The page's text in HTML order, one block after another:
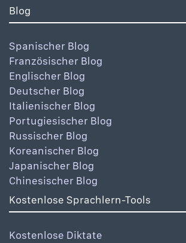
Blog
Spanischer Blog
Französischer Blog
Englischer Blog
Deutscher Blog
Italienischer Blog
Portugiesischer Blog
Russischer Blog
Koreanischer Blog
Japanischer Blog
Chinesischer Blog
Kostenlose Sprachlern-Tools
Kostenlose Diktate